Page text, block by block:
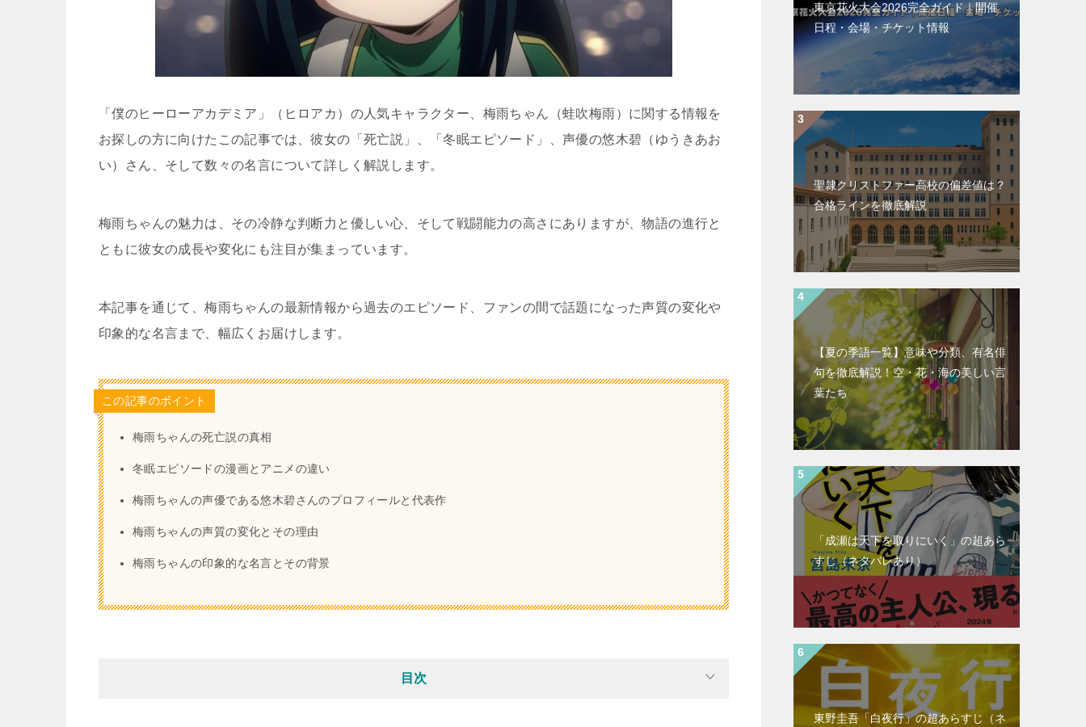
「僕のヒーローアカデミア」（ヒロアカ）の人気キャラクター、梅雨ちゃん（蛙吹梅雨）に関する情報を
お探しの方に向けたこの記事では、彼女の「死亡説」、「冬眠エピソード」、声優の悠木碧（ゆうきあお
い）さん、そして数々の名言について詳しく解説します。
梅雨ちゃんの魅力は、その冷静な判断力と優しい心、そして戦闘能力の高さにありますが、物語の進行と
ともに彼女の成長や変化にも注目が集まっています。
本記事を通じて、梅雨ちゃんの最新情報から過去のエピソード、ファンの間で話題になった声質の変化や
印象的な名言まで、幅広くお届けします。
この記事のポイント
梅雨ちゃんの死亡説の真相
冬眠エピソードの漫画とアニメの違い
梅雨ちゃんの声優である悠木碧さんのプロフィールと代表作
梅雨ちゃんの声質の変化とその理由
梅雨ちゃんの印象的な名言とその背景
目次
東京花火大会2026完全ガイド｜開催
日程・会場・チケット情報
聖隷クリストファー高校の偏差値は？
合格ラインを徹底解説
【夏の季語一覧】意味や分類、有名俳
句を徹底解説！空・花・海の美しい言
葉たち
「成瀬は天下を取りにいく」の超あら
すじ（ネタバレあり）
東野圭吾「白夜行」の超あらすじ（ネ